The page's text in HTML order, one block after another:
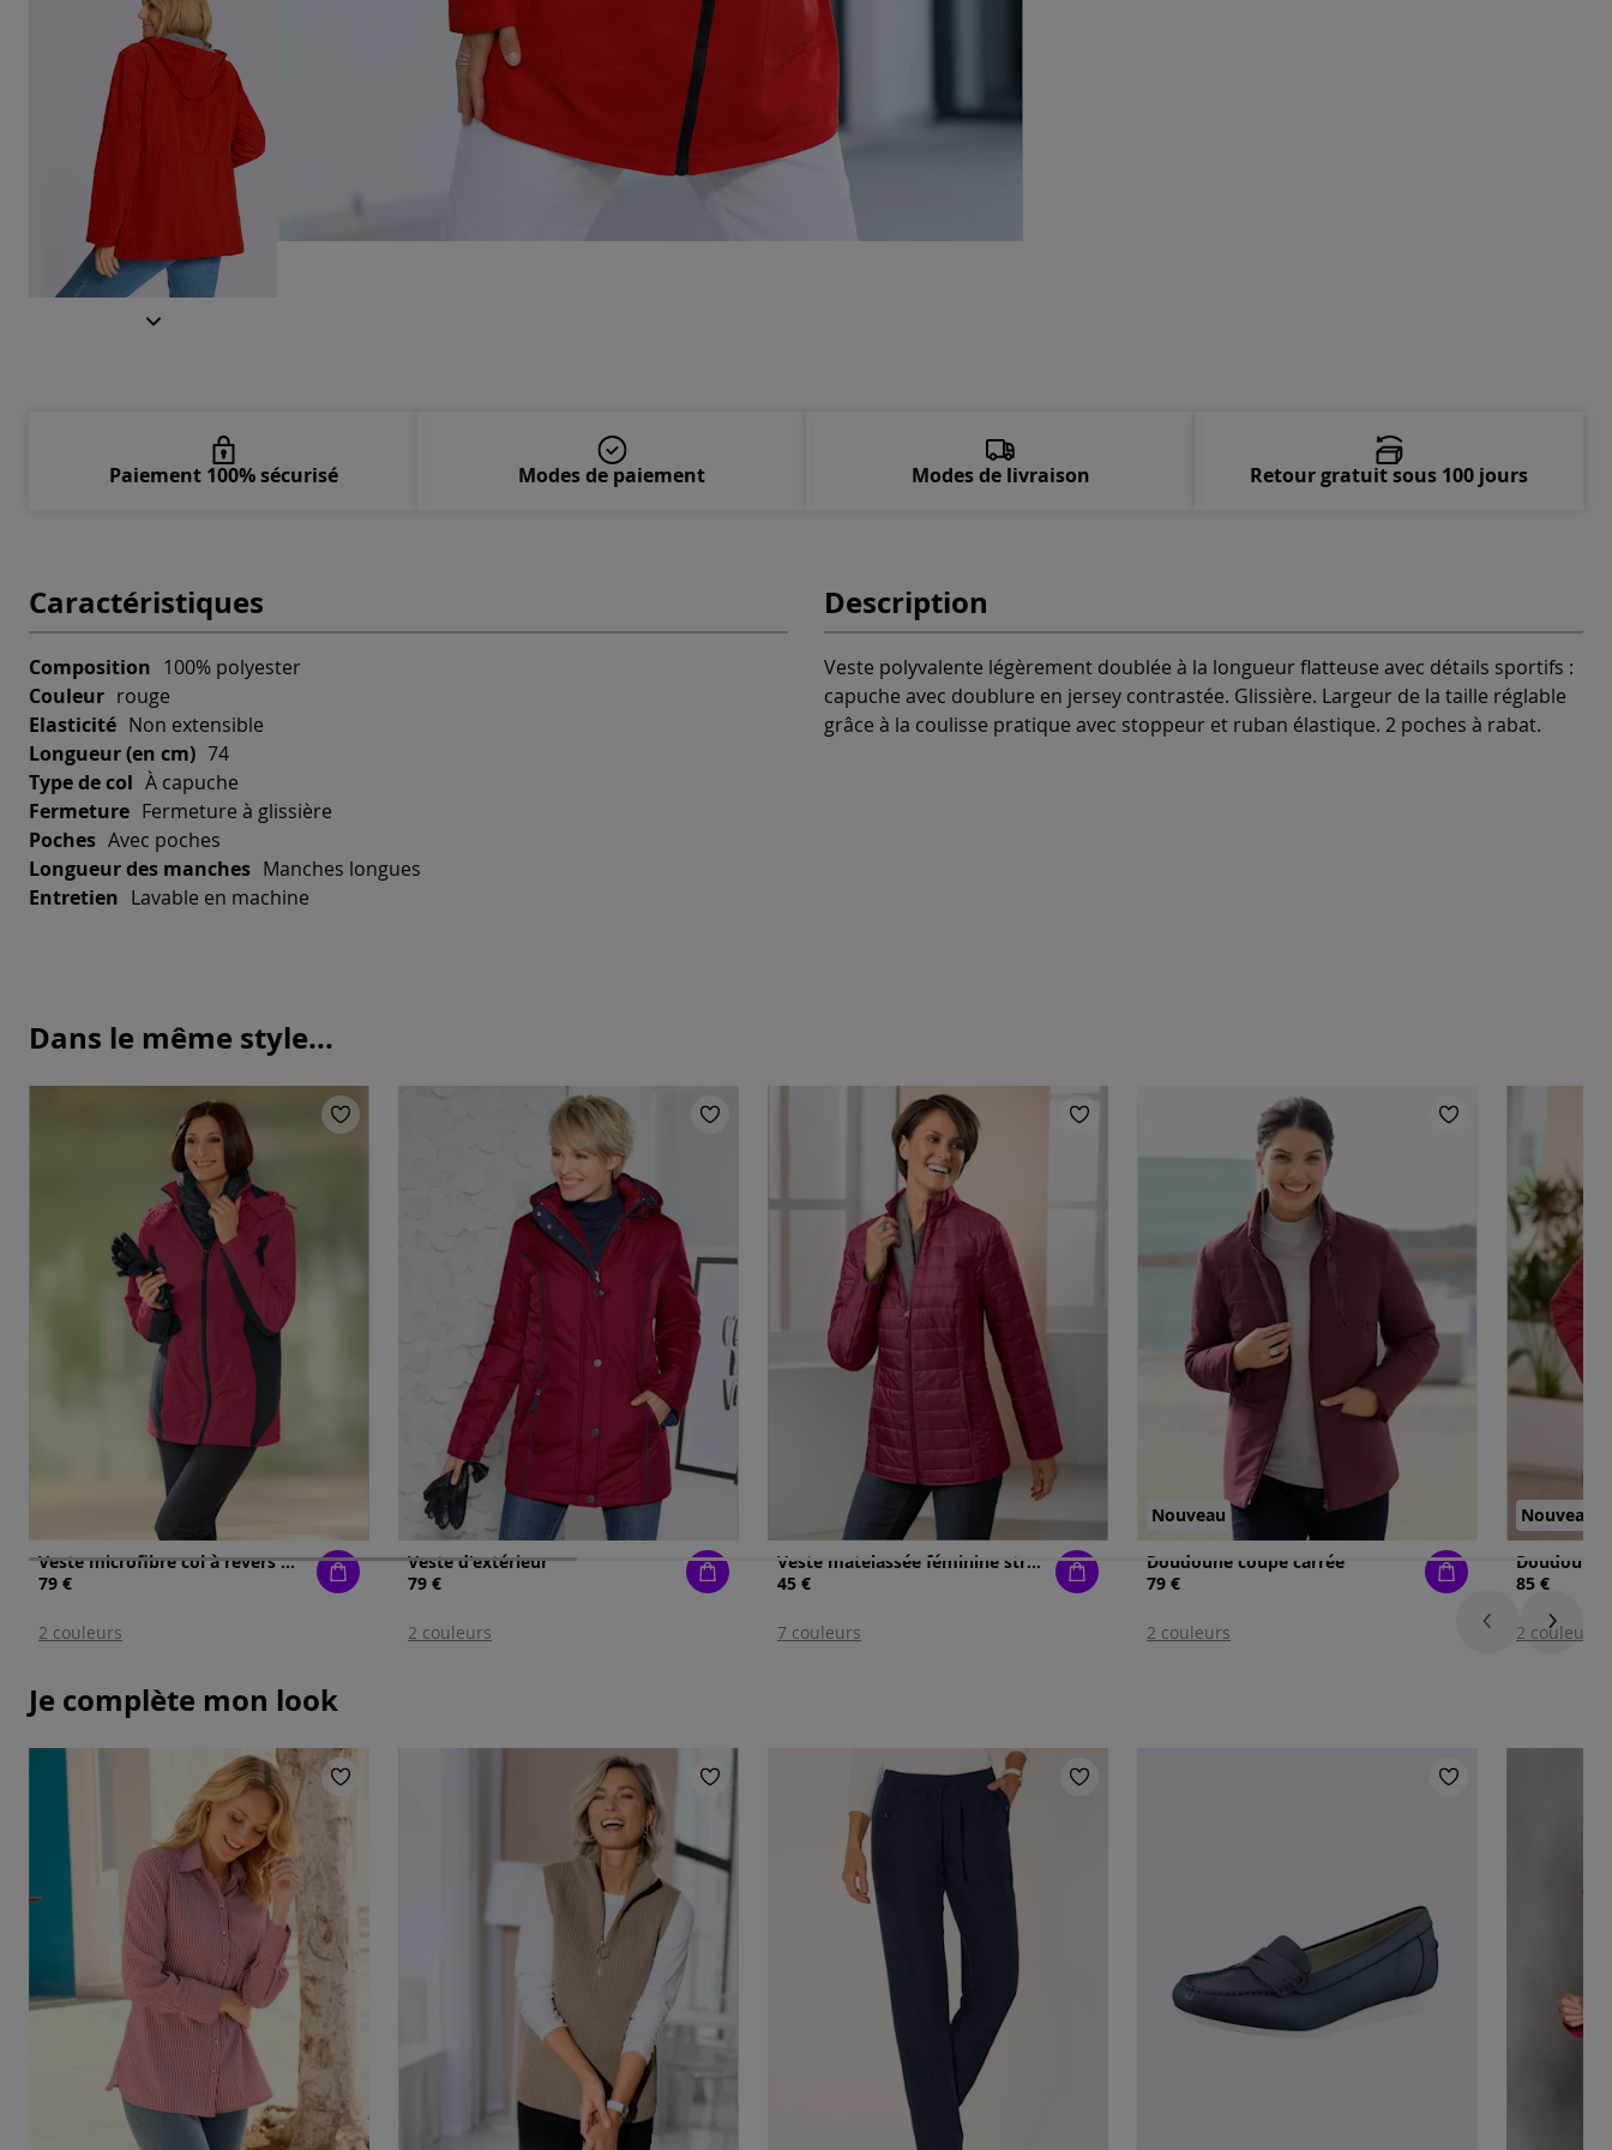
Caractéristiques
Composition 100% polyester
Couleur rouge
Elasticité Non extensible
Longueur (en cm) 74
Type de col À capuche
Fermeture Fermeture à glissière
Poches Avec poches
Longueur des manches Manches longues
Entretien Lavable en machine
Description
Veste polyvalente légèrement doublée à la longueur flatteuse avec détails sportifs :
capuche avec doublure en jersey contrastée. Glissière. Largeur de la taille réglable
grâce à la coulisse pratique avec stoppeur et ruban élastique. 2 poches à rabat.
Paiement 100% sécurisé Modes de paiement Modes de livraison Retour gratuit sous 100 jours
Dans le même style...
Veste microfibre col à revers montant avec capuche amovible
79 €
2 couleurs
Veste d'extérieur
79 €
2 couleurs
Veste matelassée féminine structurée
45 €
7 couleurs
Nouveau
Doudoune coupe carrée
79 €
2 couleurs
Nouveau
85 €
2 couleurs
Je complète mon look